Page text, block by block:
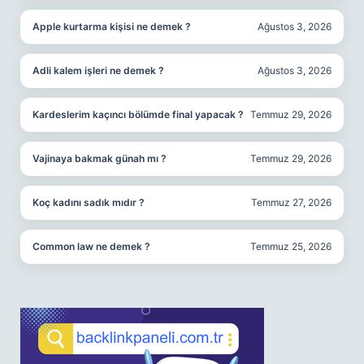
Apple kurtarma kişisi ne demek ? Ağustos 3, 2026
Adli kalem işleri ne demek ? Ağustos 3, 2026
Kardeslerim kaçıncı bölümde final yapacak ? Temmuz 29, 2026
Vajinaya bakmak günah mı ? Temmuz 29, 2026
Koç kadını sadık mıdır ? Temmuz 27, 2026
Common law ne demek ? Temmuz 25, 2026